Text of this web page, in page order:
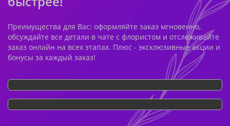
Преимущества для Вас: оформляйте заказ мгновенно,
обсуждайте все детали в чате с флористом и отслеживайте
заказ онлайн на всех этапах. Плюс - эксклюзивные акции и
бонусы за каждый заказ!